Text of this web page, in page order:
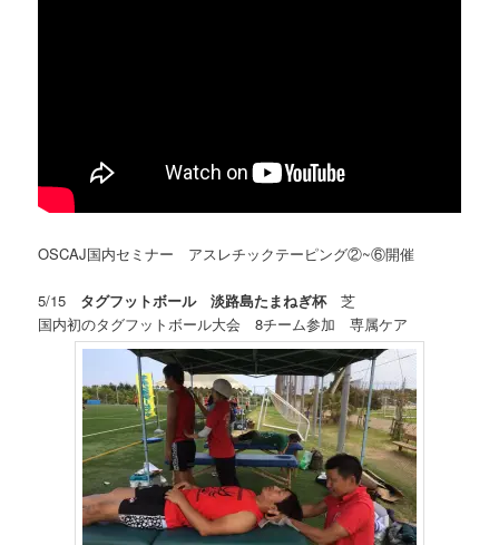
OSCAJ国内セミナー アスレチックテーピング②~⑥開催
5/15 タグフットボール 淡路島たまねぎ杯芝
国内初のタグフットボール大会 8チーム参加 専属ケア